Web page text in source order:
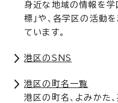
身近な地域の情報を学
標」や、各学区の活動
ています。
港区のSNS
港区の町名一覧
港区の町名、よみかた